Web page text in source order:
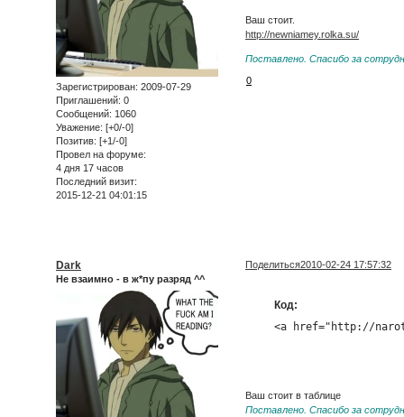
Зарегистрирован: 2009-07-29
Приглашений: 0
Сообщений: 1060
Уважение: [+0/-0]
Позитив: [+1/-0]
Провел на форуме:
4 дня 17 часов
Последний визит:
2015-12-21 04:01:15
Ваш стоит.
http://newniamey.rolka.su/
Поставлено. Спасибо за
0
Поделиться2010-02-24 17:57:32
Dark
Не взаимно - в ж*пу разряд ^^
Код:
<a href="http://
Ваш стоит в таблице
Поставлено. Спасибо за